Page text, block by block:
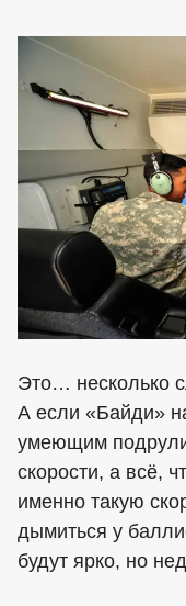
Это… несколько
А если «Байди»
умеющим
скорости, а всё,
именно такую
дымиться у
будут ярко, но